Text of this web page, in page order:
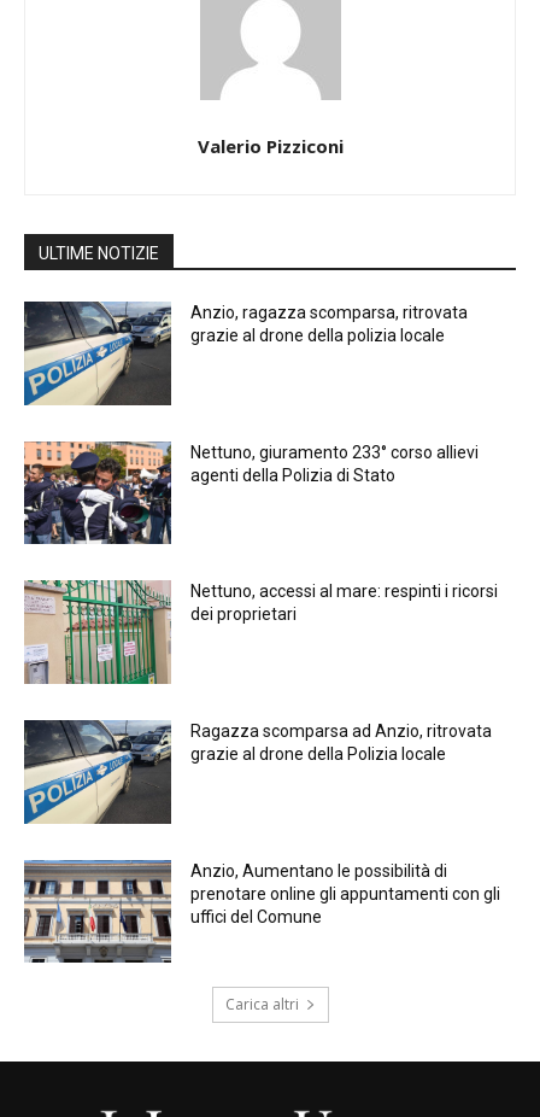
Valerio Pizziconi
ULTIME NOTIZIE
Anzio, ragazza scomparsa, ritrovata
grazie al drone della polizia locale
Nettuno, giuramento 233° corso allievi
agenti della Polizia di Stato
Nettuno, accessi al mare: respinti i ricorsi
dei proprietari
Ragazza scomparsa ad Anzio, ritrovata
grazie al drone della Polizia locale
Anzio, Aumentano le possibilità di
prenotare online gli appuntamenti con gli
uffici del Comune
Carica altri